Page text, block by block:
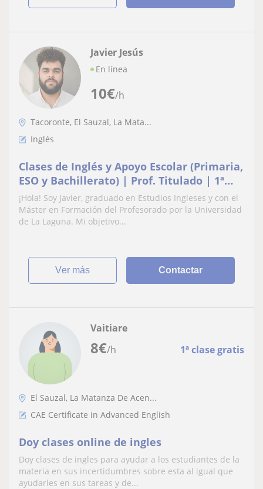
10€/h
Javier Jesús
En línea
Tacoronte, El Sauzal, La Mata...
Inglés
Clases de Inglés y Apoyo Escolar (Primaria,
ESO y Bachillerato) | Prof. Titulado | 1ª
Clase
¡Hola! Soy Javier, graduado en Estudios Ingleses y con el
Máster en Formación del Profesorado por la Universidad
de La Laguna. Mi objetivo...
ver más Contactar
8€/h 1ª clase gratis
Vaitiare
El Sauzal, La Matanza De Acen...
CAE Certificate in Advanced English
Doy clases online de ingles
Doy clases de ingles para ayudar a los estudiantes de la
materia en sus incertidumbres sobre esta al igual que
ayudarles en sus tareas y de...